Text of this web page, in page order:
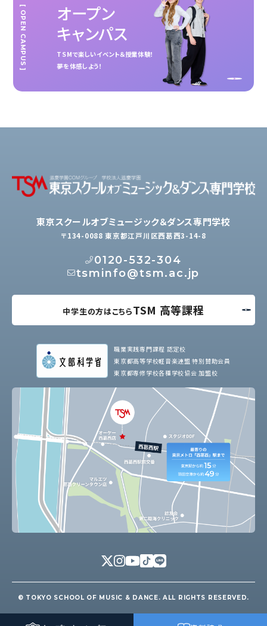
オープン
キャンパス
TSMで楽しいイベント＆授業体験！
夢を体感しよう！
[ OPEN CAMPUS ]
東京スクールオブミュージック＆ダンス専門学校
〒134-0088 東京都江戸川区西葛西3-14-8
0120-532-304
tsminfo@tsm.ac.jp
中学生の方はこちらTSM 高等課程
職業実践専門課程 認定校
東京都高等学校軽音楽連盟 特別賛助会員
東京都専修学校各種学校協会 加盟校
© TOKYO SCHOOL OF MUSIC & DANCE. ALL RIGHTS RESERVED.